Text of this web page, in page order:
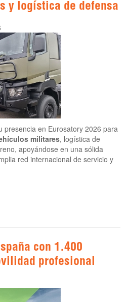
y logística de defensa
presencia en Eurosatory 2026 para
militares, logística de
apoyándose en una sólida
red internacional de servicio y
con 1.400
profesional